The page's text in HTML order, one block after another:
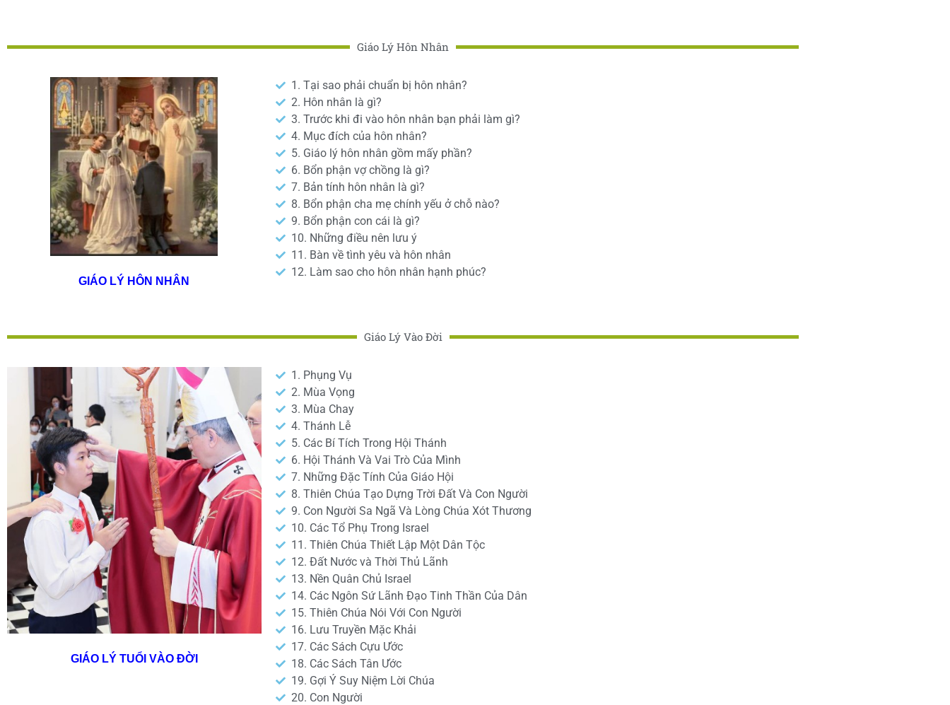
Giáo Lý Hôn Nhân
GIÁO LÝ HÔN NHÂN
1. Tại sao phải chuẩn bị hôn nhân?
2. Hôn nhân là gì?
3. Trước khi đi vào hôn nhân bạn phải làm gì?
4. Mục đích của hôn nhân?
5. Giáo lý hôn nhân gồm mấy phần?
6. Bổn phận vợ chồng là gì?
7. Bản tính hôn nhân là gì?
8. Bổn phận cha mẹ chính yếu ở chỗ nào?
9. Bổn phận con cái là gì?
10. Những điều nên lưu ý
11. Bàn về tình yêu và hôn nhân
12. Làm sao cho hôn nhân hạnh phúc?
Giáo Lý Vào Đời
GIÁO LÝ TUỔI VÀO ĐỜI
1. Phụng Vụ
2. Mùa Vọng
3. Mùa Chay
4. Thánh Lễ
5. Các Bí Tích Trong Hội Thánh
6. Hội Thánh Và Vai Trò Của Mình
7. Những Đặc Tính Của Giáo Hội
8. Thiên Chúa Tạo Dựng Trời Đất Và Con Người
9. Con Người Sa Ngã Và Lòng Chúa Xót Thương
10. Các Tổ Phụ Trong Israel
11. Thiên Chúa Thiết Lập Một Dân Tộc
12. Đất Nước và Thời Thủ Lãnh
13. Nền Quân Chủ Israel
14. Các Ngôn Sứ Lãnh Đạo Tinh Thần Của Dân
15. Thiên Chúa Nói Với Con Người
16. Lưu Truyền Mặc Khải
17. Các Sách Cựu Ước
18. Các Sách Tân Ước
19. Gợi Ý Suy Niệm Lời Chúa
20. Con Người